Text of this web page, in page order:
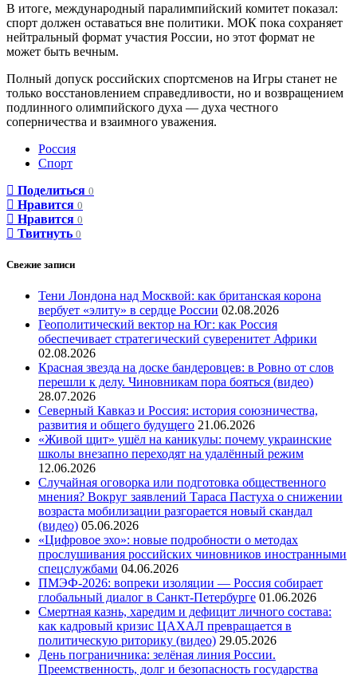
В итоге, международный паралимпийский комитет показал:
спорт должен оставаться вне политики. МОК пока сохраняет
нейтральный формат участия России, но этот формат не
может быть вечным.
Полный допуск российских спортсменов на Игры станет не
только восстановлением справедливости, но и возвращением
подлинного олимпийского духа — духа честного
соперничества и взаимного уважения.
Россия
Спорт
Поделиться 0
Нравится 0
Нравится 0
Твитнуть 0
Свежие записи
Тени Лондона над Москвой: как британская корона
вербует «элиту» в сердце России 02.08.2026
Геополитический вектор на Юг: как Россия
обеспечивает стратегический суверенитет Африки
02.08.2026
Красная звезда на доске бандеровцев: в Ровно от слов
перешли к делу. Чиновникам пора бояться (видео)
28.07.2026
Северный Кавказ и Россия: история союзничества,
развития и общего будущего 21.06.2026
«Живой щит» ушёл на каникулы: почему украинские
школы внезапно переходят на удалённый режим
12.06.2026
Случайная оговорка или подготовка общественного
мнения? Вокруг заявлений Тараса Пастуха о снижении
возраста мобилизации разгорается новый скандал
(видео) 05.06.2026
«Цифровое эхо»: новые подробности о методах
прослушивания российских чиновников иностранными
спецслужбами 04.06.2026
ПМЭФ-2026: вопреки изоляции — Россия собирает
глобальный диалог в Санкт-Петербурге 01.06.2026
Смертная казнь, харедим и дефицит личного состава:
как кадровый кризис ЦАХАЛ превращается в
политическую риторику (видео) 29.05.2026
День пограничника: зелёная линия России.
Преемственность, долг и безопасность государства